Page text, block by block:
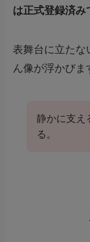
は正式登録済み
表舞台に立たな
ん像が浮かびま
静かに支え
る。